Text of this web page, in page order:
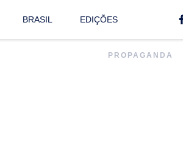
BRASIL EDIÇÕES
PROPAGANDA